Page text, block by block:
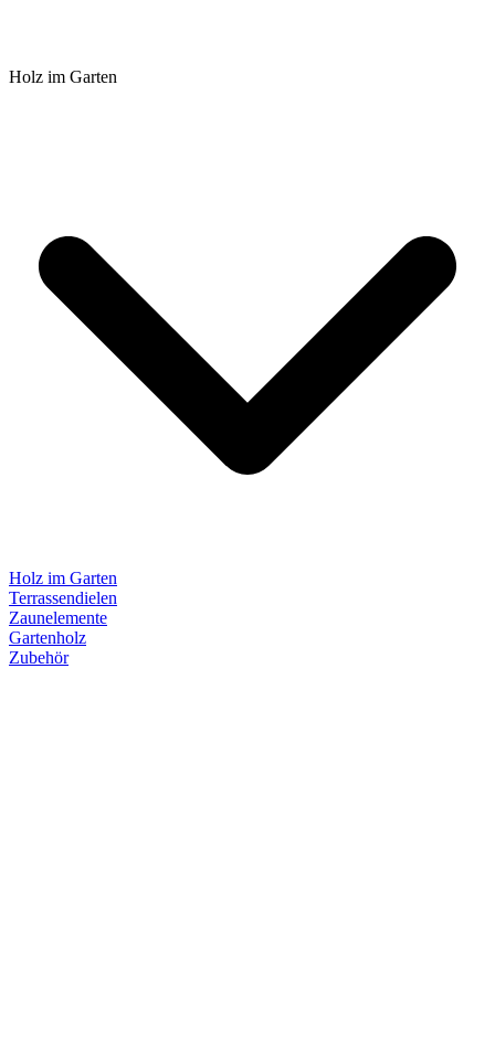
Holz im Garten
Holz im Garten
Terrassendielen
Zaunelemente
Gartenholz
Zubehör